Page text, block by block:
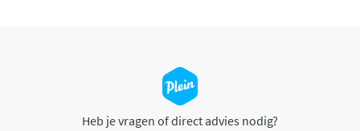
Heb je vragen of direct advies nodig?